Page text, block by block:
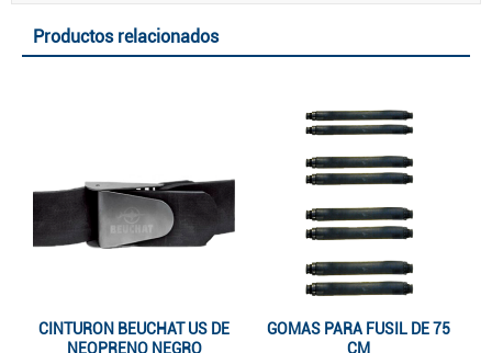
Productos relacionados
CINTURON BEUCHAT US DE
NEOPRENO NEGRO
GOMAS PARA FUSIL DE 75
CM